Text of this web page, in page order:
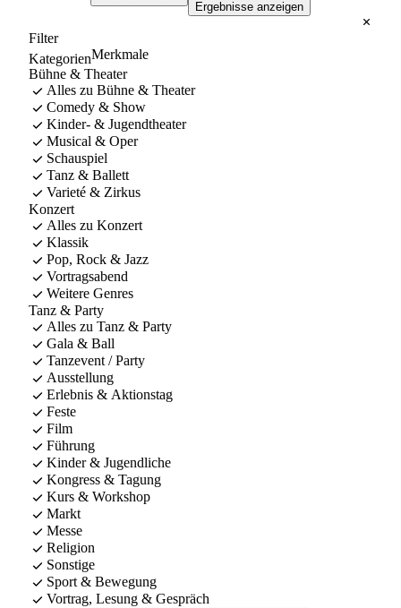
Ergebnisse anzeigen
Filter
KategorienMerkmale
Bühne & Theater
Alles zu Bühne & Theater
Comedy & Show
Kinder- & Jugendtheater
Musical & Oper
Schauspiel
Tanz & Ballett
Varieté & Zirkus
Konzert
Alles zu Konzert
Klassik
Pop, Rock & Jazz
Vortragsabend
Weitere Genres
Tanz & Party
Alles zu Tanz & Party
Gala & Ball
Tanzevent / Party
Ausstellung
Erlebnis & Aktionstag
Feste
Film
Führung
Kinder & Jugendliche
Kongress & Tagung
Kurs & Workshop
Markt
Messe
Religion
Sonstige
Sport & Bewegung
Vortrag, Lesung & Gespräch